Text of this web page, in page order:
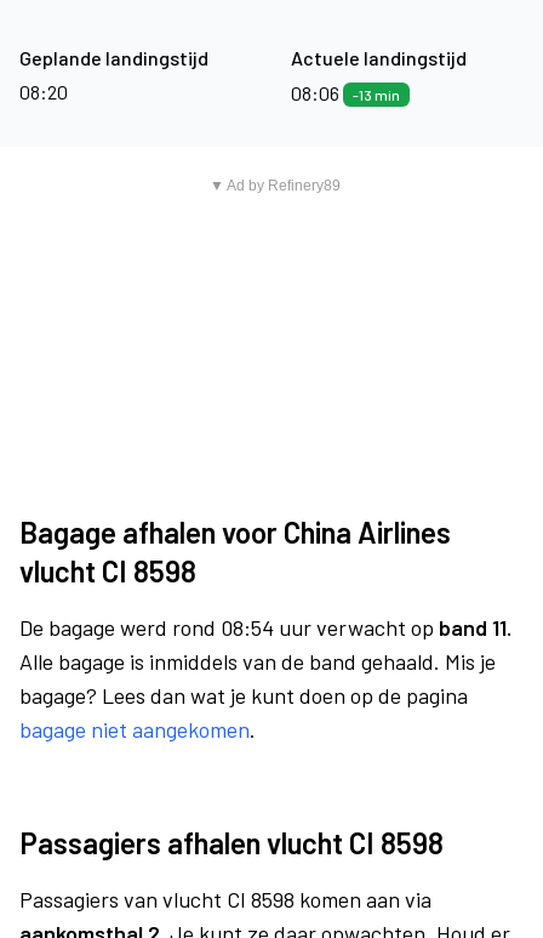
Geplande landingstijd
08:20
Actuele landingstijd
08:06
-13 min
▼ Ad by Refinery89
Bagage afhalen voor China Airlines
vlucht CI 8598
De bagage werd rond 08:54 uur verwacht op band 11.
Alle bagage is inmiddels van de band gehaald. Mis je
bagage? Lees dan wat je kunt doen op de pagina
bagage niet aangekomen.
Passagiers afhalen vlucht CI 8598
Passagiers van vlucht CI 8598 komen aan via